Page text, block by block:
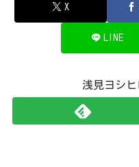
X
LINE
浅見ヨシ